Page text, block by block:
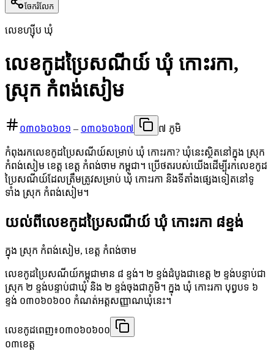
ចែករំលែក
លេខហ្ស៊ីប ឃុំ
លេខកូដប្រៃសណីយ៍ ឃុំ កោះរកា,
ស្រុក កំពង់សៀម
០៣០៦០៦០១ – ០៣០៦០៦០៧ ៧ ភូមិ
កំពុងរកលេខកូដប្រៃសណីយ៍សម្រាប់ ឃុំ កោះរកា? ឃុំនេះស្ថិតនៅក្នុង ស្រុក
កំពង់សៀម ខេត្ត ខេត្ត កំពង់ចាម កម្ពុជា។ ប្រើថតរបស់យើងដើម្បីរកលេខកូដ
ប្រៃសណីយ៍ដែលត្រឹមត្រូវសម្រាប់ ឃុំ កោះរកា និងទីតាំងផ្សេងទៀតនៅទូ
ទាំង ស្រុក កំពង់សៀម។
យល់ពីលេខកូដប្រៃសណីយ៍ ឃុំ កោះរកា ៨ខ្ទង់
ក្នុង ស្រុក កំពង់សៀម, ខេត្ត កំពង់ចាម
លេខកូដប្រៃសណីយ៍កម្ពុជាមាន ៨ ខ្ទង់។ ២ ខ្ទង់ដំបូងជាខេត្ត ២ ខ្ទង់បន្ទាប់ជា
ស្រុក ២ ខ្ទង់បន្ទាប់ជាឃុំ និង ២ ខ្ទង់ចុងជាភូមិ។ ក្នុង ឃុំ កោះរកា បុព្វបទ ៦
ខ្ទង់ ០៣០៦០៦០០ កំណត់អត្តសញ្ញាណឃុំនេះ។
លេខកូដពេញ៖០៣០៦០៦០០
០៣ខេត្ត